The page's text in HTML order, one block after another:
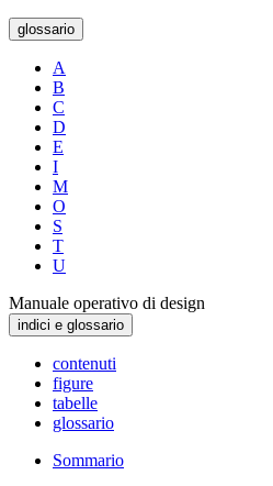
glossario
A
B
C
D
E
I
M
O
S
T
U
Manuale operativo di design
indici e glossario
contenuti
figure
tabelle
glossario
Sommario